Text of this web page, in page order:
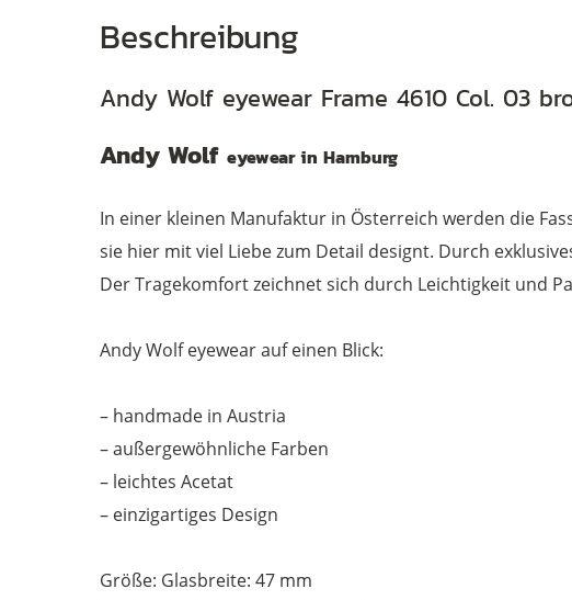
Beschreibung
Andy Wolf eyewear Frame 4610 Col. 03
Andy Wolf eyewear in Hamburg
In einer kleinen Manufaktur in Österreich werden die
sie hier mit viel Liebe zum Detail designt. Durch
Der Tragekomfort zeichnet sich durch Leichtigkeit und
Andy Wolf eyewear auf einen Blick:
– handmade in Austria
– außergewöhnliche Farben
– leichtes Acetat
– einzigartiges Design
Größe: Glasbreite: 47 mm